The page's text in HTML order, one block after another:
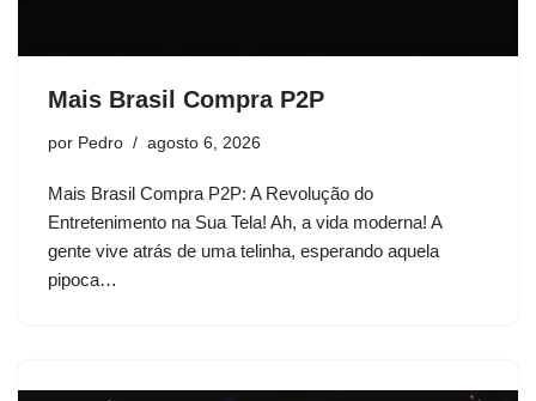
Mais Brasil Compra P2P
por Pedro agosto 6, 2026
Mais Brasil Compra P2P: A Revolução do
Entretenimento na Sua Tela! Ah, a vida moderna! A
gente vive atrás de uma telinha, esperando aquela
pipoca…